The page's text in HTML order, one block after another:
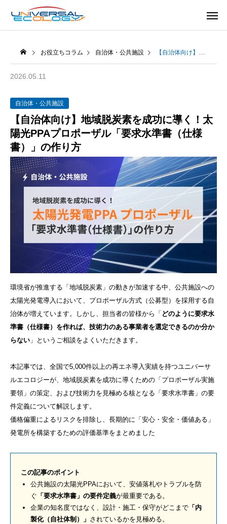
お役立ちコラム 自治体・公共施設 【自治体向け】地域脱炭素を成功に導く！太陽光PPAプロポーザル「要求水準書（仕様書）」の作り方
2026.05.11
自治体・公共施設
【自治体向け】地域脱炭素を成功に導く！太
陽光PPAプロポーザル「要求水準書（仕様
書）」の作り方
環境省が推進する「地域脱炭素」の動きが加速する中、公共施設への
太陽光発電導入において、プロポーザル方式（公募型）を採用する自
治体が増えています。しかし、担当者の皆様から「 どのように要求水
準書（仕様書）を作れば、技術力のある事業者を選定できるのか分か
らない 」というご相談をよくいただきます。
本記事では、全国で5,000件以上の再エネ導入実績を持つユニバーサ
ルエコロジーが、地域脱炭素を成功に導くための「プロポーザル実施
要領」の策定、および技術力を見極める核となる「要求水準書」の要
件定義について解説します。
価格偏重によるリスクを排除し、長期的に「安心・安全・価値ある」
発電所を構築するための評価基準をまとめました
この記事のポイント
公共施設の太陽光PPAにおいて、安値落札やトラブルを防
ぐ 「要求水準書」の要件定義が最重要である。
企業の知名度ではなく、設計・施工・保守がどこまで 「内
製化（自社体制）」 されているかを見極める。